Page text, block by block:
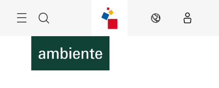
Suche DE